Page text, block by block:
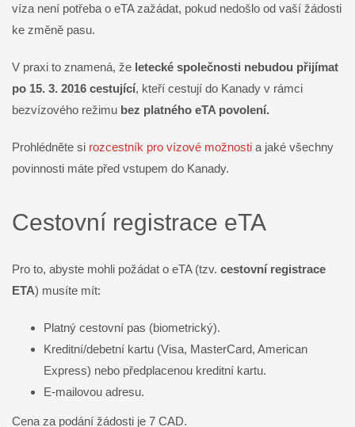
víza není potřeba o eTA zažádat, pokud nedošlo od vaší žádosti
ke změně pasu.
V praxi to znamená, že letecké společnosti nebudou přijímat
po 15. 3. 2016 cestující, kteří cestují do Kanady v rámci
bezvízového režimu bez platného eTA povolení.
Prohlédněte si rozcestník pro vízové možnosti a jaké všechny
povinnosti máte před vstupem do Kanady.
Cestovní registrace eTA
Pro to, abyste mohli požádat o eTA (tzv. cestovní registrace
ETA) musíte mít:
Platný cestovní pas (biometrický).
Kreditní/debetní kartu (Visa, MasterCard, American
Express) nebo předplacenou kreditní kartu.
E-mailovou adresu.
Cena za podání žádosti je 7 CAD.